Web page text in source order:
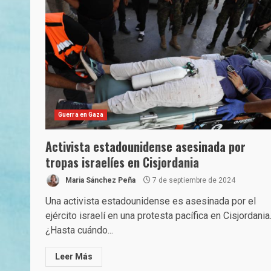
Guerra en Gaza
Activista estadounidense asesinada por
tropas israelíes en Cisjordania
Maria Sánchez Peña 7 de septiembre de 2024
Una activista estadounidense es asesinada por el
ejército israelí en una protesta pacífica en Cisjordania.
¿Hasta cuándo...
Leer Más